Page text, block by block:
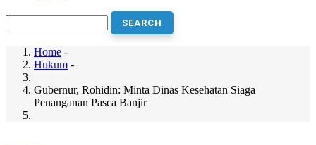
Breadcrumb
Home -
Hukum -
Gubernur, Rohidin: Minta Dinas Kesehatan Siaga
Penanganan Pasca Banjir